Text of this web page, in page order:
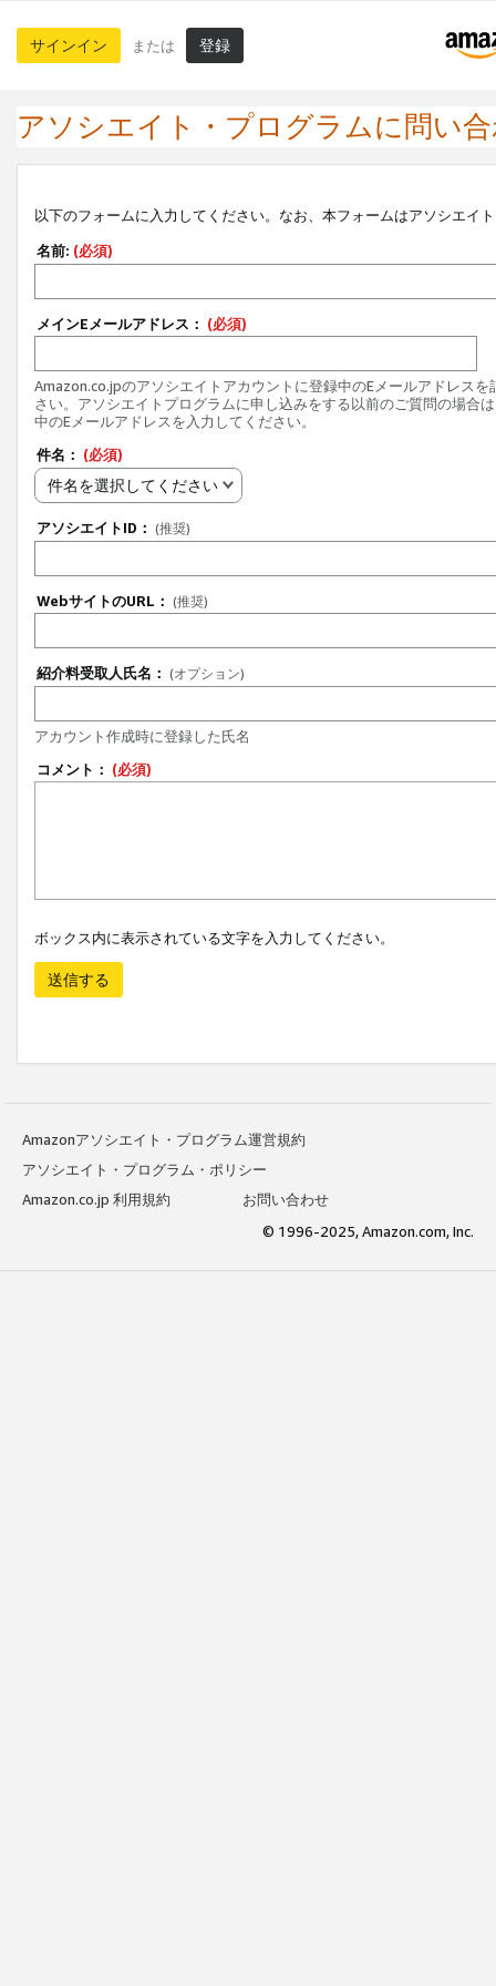
サインイン または 登録
アソシエイト・プログラムに問い
以下のフォームに入力してください。なお、本フォームはアソシエイ
名前: (必須)
メインEメールアドレス： (必須)
Amazon.co.jpのアソシエイトアカウントに登録中のEメールアドレスを
さい。アソシエイトプログラムに申し込みをする以前のご質問の場合
中のEメールアドレスを入力してください。
件名： (必須)
件名を選択してください
アソシエイトID： (推奨)
WebサイトのURL： (推奨)
紹介料受取人氏名： (オプション)
アカウント作成時に登録した氏名
コメント： (必須)
ボックス内に表示されている文字を入力してください。
送信する
Amazonアソシエイト・プログラム運営規約
アソシエイト・プログラム・ポリシー
Amazon.co.jp 利用規約
お問い合わせ
© 1996-2025, Amazon.com, Inc.